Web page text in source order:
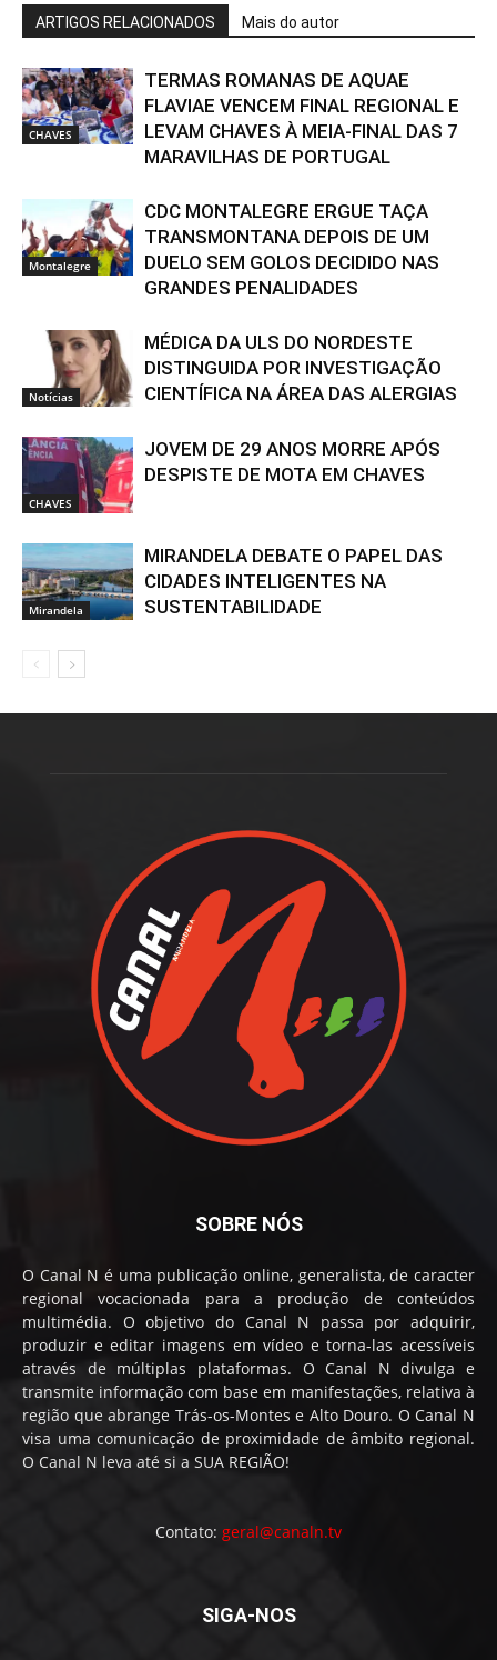
ARTIGOS RELACIONADOS Mais do autor
CHAVES
TERMAS ROMANAS DE AQUAE
FLAVIAE VENCEM FINAL REGIONAL E
LEVAM CHAVES À MEIA-FINAL DAS 7
MARAVILHAS DE PORTUGAL
Montalegre
CDC MONTALEGRE ERGUE TAÇA
TRANSMONTANA DEPOIS DE UM
DUELO SEM GOLOS DECIDIDO NAS
GRANDES PENALIDADES
Notícias
MÉDICA DA ULS DO NORDESTE
DISTINGUIDA POR INVESTIGAÇÃO
CIENTÍFICA NA ÁREA DAS ALERGIAS
CHAVES
JOVEM DE 29 ANOS MORRE APÓS
DESPISTE DE MOTA EM CHAVES
Mirandela
MIRANDELA DEBATE O PAPEL DAS
CIDADES INTELIGENTES NA
SUSTENTABILIDADE
SOBRE NÓS
O Canal N é uma publicação online, generalista, de caracter
regional vocacionada para a produção de conteúdos
multimédia. O objetivo do Canal N passa por adquirir,
produzir e editar imagens em vídeo e torna-las acessíveis
através de múltiplas plataformas. O Canal N divulga e
transmite informação com base em manifestações, relativa à
região que abrange Trás-os-Montes e Alto Douro. O Canal N
visa uma comunicação de proximidade de âmbito regional.
O Canal N leva até si a SUA REGIÃO!
Contato: geral@canaln.tv
SIGA-NOS